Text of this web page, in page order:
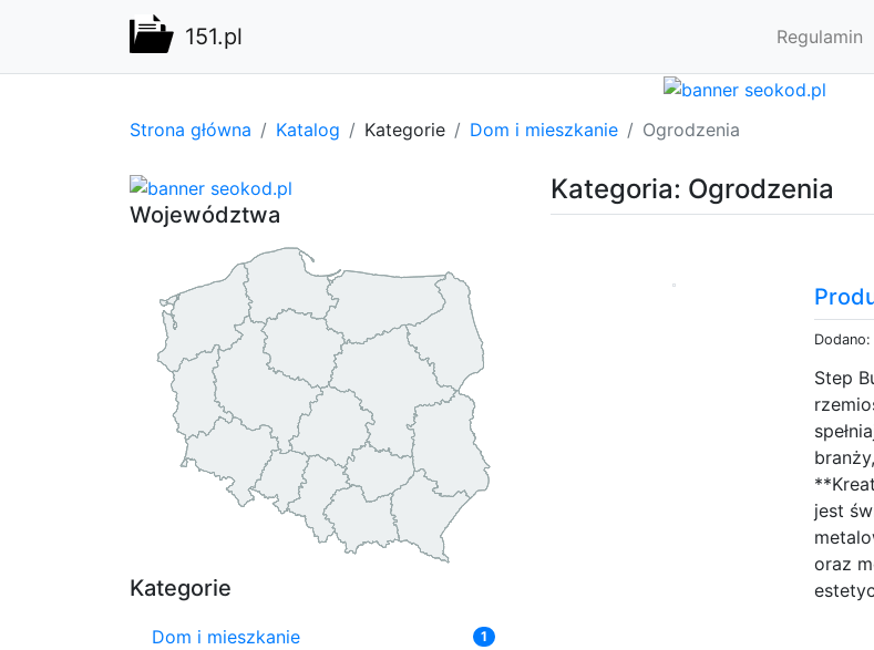
151.pl Regulamin
Strona główna Katalog Kategorie Dom i mieszkanie Ogrodzenia
Kategoria: Ogrodzenia
Step
jest
oraz
Województwa
Kategorie
Dom i mieszkanie 1